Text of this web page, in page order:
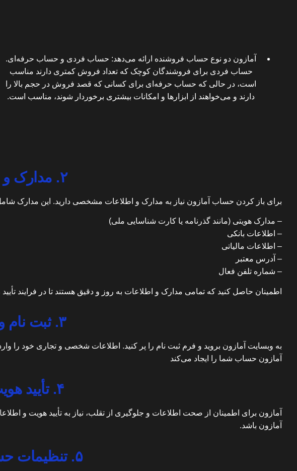
آمازون دو نوع حساب فروشنده ارائه می‌دهد: حساب فردی و حساب حرفه‌ای.
حساب فردی برای فروشندگان کوچک که تعداد فروش کمتری دارند مناسب
است، در حالی که حساب حرفه‌ای برای کسانی که قصد فروش در حجم بالا را
دارند و می‌خواهند از ابزارها و امکانات بیشتری برخوردار شوند، مناسب است.
۲. مدارک و اطلاعات لازم
برای باز کردن حساب آمازون نیاز به مدارک و اطلاعات مشخصی دارید. این مدارک
– مدارک هویتی (مانند گذرنامه یا کارت شناسایی ملی)
– اطلاعات بانکی
– اطلاعات مالیاتی
– آدرس معتبر
– شماره تلفن فعال
اطمینان حاصل کنید که تمامی مدارک و اطلاعات به روز و دقیق هستند تا در فرایند
۳. ثبت نام و ایجاد حساب
به وبسایت آمازون بروید و فرم ثبت نام را پر کنید. اطلاعات شخصی و تجاری خود را
آمازون حساب شما را ایجاد می‌کند
۴. تأیید هویت و اطلاعات
آمازون برای اطمینان از صحت اطلاعات و جلوگیری از تقلب، نیاز به تأیید هویت و
آمازون باشد.
۵. تنظیمات حساب و فروشگاه